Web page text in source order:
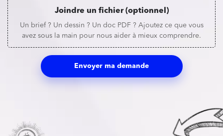
Joindre un fichier (optionnel)
Un brief ? Un dessin ? Un doc PDF ? Ajoutez ce que vous
avez sous la main pour nous aider à mieux comprendre.
Envoyer ma demande